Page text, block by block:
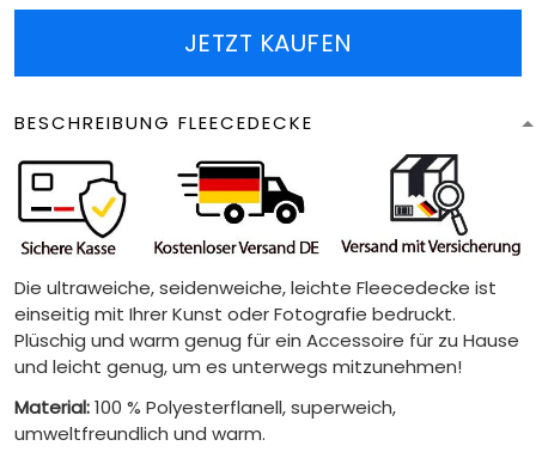
JETZT KAUFEN
BESCHREIBUNG FLEECEDECKE
Die ultraweiche, seidenweiche, leichte Fleecedecke ist
einseitig mit Ihrer Kunst oder Fotografie bedruckt.
Plüschig und warm genug für ein Accessoire für zu Hause
und leicht genug, um es unterwegs mitzunehmen!
Material:100 % Polyesterflanell, superweich,
umweltfreundlich und warm.